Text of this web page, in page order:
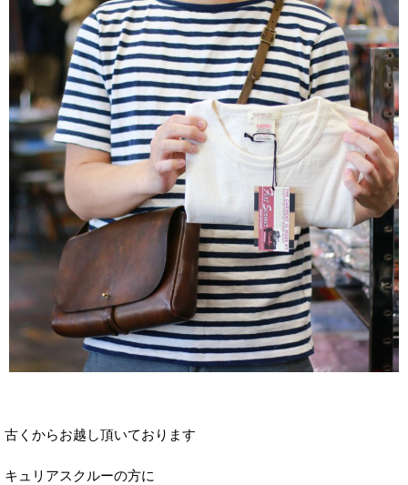
古くからお越し頂いております
キュリアスクルーの方に